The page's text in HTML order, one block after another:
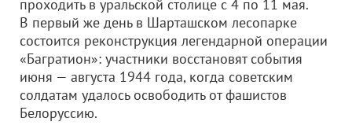
проходить в уральской столице с 4 по 11 мая.
В первый же день в Шарташском лесопарке
состоится реконструкция легендарной операции
«Багратион»: участники восстановят события
июня — августа 1944 года, когда советским
солдатам удалось освободить от фашистов
Белоруссию.